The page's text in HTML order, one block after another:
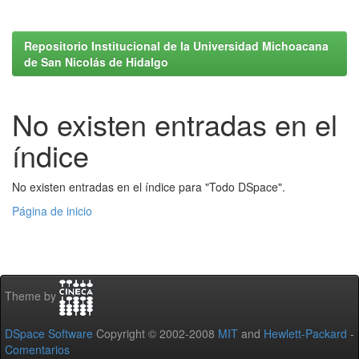
Repositorio Institucional de la Universidad Michoacana
de San Nicolás de Hidalgo
No existen entradas en el
índice
No existen entradas en el índice para "Todo DSpace".
Página de inicio
Theme by
DSpace Software Copyright © 2002-2008 MIT and Hewlett-Packard -
Comentarios